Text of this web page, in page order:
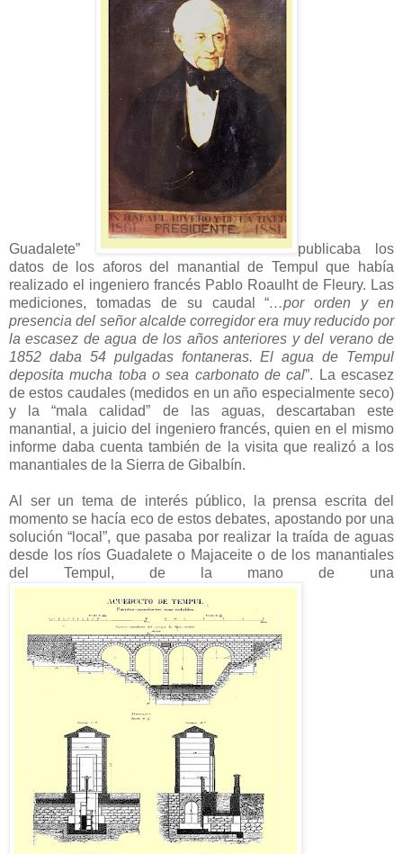
Guadalete”
publicaba los
datos de los aforos del manantial de Tempul que había
realizado el ingeniero francés Pablo Roaulht de Fleury. Las
mediciones, tomadas de su caudal “…por orden y en
presencia del señor alcalde corregidor era muy reducido por
la escasez de agua de los años anteriores y del verano de
1852 daba 54 pulgadas fontaneras. El agua de Tempul
deposita mucha toba o sea carbonato de cal”. La escasez
de estos caudales (medidos en un año especialmente seco)
y la “mala calidad” de las aguas, descartaban este
manantial, a juicio del ingeniero francés, quien en el mismo
informe daba cuenta también de la visita que realizó a los
manantiales de la Sierra de Gibalbín.
Al ser un tema de interés público, la prensa escrita del
momento se hacía eco de estos debates, apostando por una
solución “local”, que pasaba por realizar la traída de aguas
desde los ríos Guadalete o Majaceite o de los manantiales
del Tempul, de la mano de una